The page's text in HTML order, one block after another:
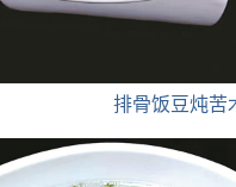
排骨饭豆炖苦